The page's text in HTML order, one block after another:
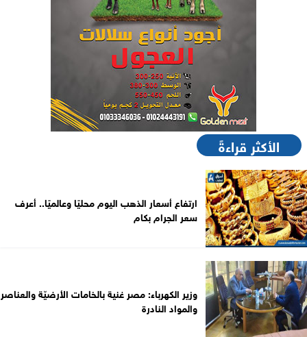
الأكثر قراءةً
ارتفاع أسعار الذهب اليوم محليًا وعالميًا.. أعرف
سعر الجرام بكام
وزير الكهرباء: مصر غنية بالخامات الأرضيّة والعناصر
والمواد النادرة